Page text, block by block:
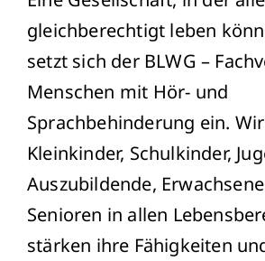
gleichberechtigt leben
setzt sich der BLWG –
Menschen mit Hör- und
Sprachbehinderung ein.
Kleinkinder, Schulkinder,
Auszubildende,
Senioren in allen
stärken ihre Fähigkeiten